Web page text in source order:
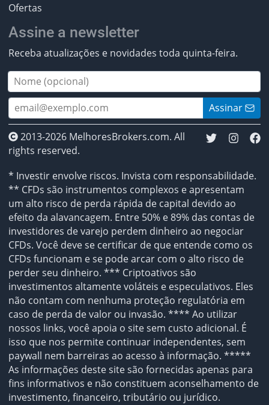
Ofertas
Assine a newsletter
Receba atualizações e novidades toda quinta-feira.
Assinar
2013-2026 MelhoresBrokers.com. All
rights reserved.
* Investir envolve riscos. Invista com responsabilidade.
** CFDs são instrumentos complexos e apresentam
um alto risco de perda rápida de capital devido ao
efeito da alavancagem. Entre 50% e 89% das contas de
investidores de varejo perdem dinheiro ao negociar
CFDs. Você deve se certificar de que entende como os
CFDs funcionam e se pode arcar com o alto risco de
perder seu dinheiro. *** Criptoativos são
investimentos altamente voláteis e especulativos. Eles
não contam com nenhuma proteção regulatória em
caso de perda de valor ou invasão. **** Ao utilizar
nossos links, você apoia o site sem custo adicional. É
isso que nos permite continuar independentes, sem
paywall nem barreiras ao acesso à informação. *****
As informações deste site são fornecidas apenas para
fins informativos e não constituem aconselhamento de
investimento, financeiro, tributário ou jurídico.